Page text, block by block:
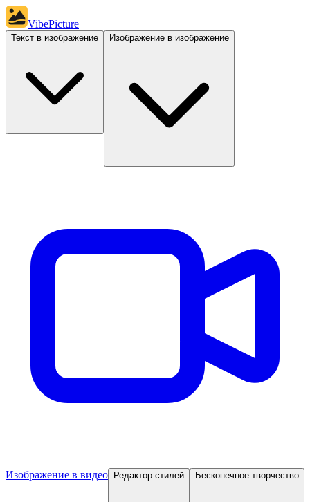
VibePicture
Текст в изображение Изображение в изображение
Изображение в видео Редактор стилей Бесконечное творчество